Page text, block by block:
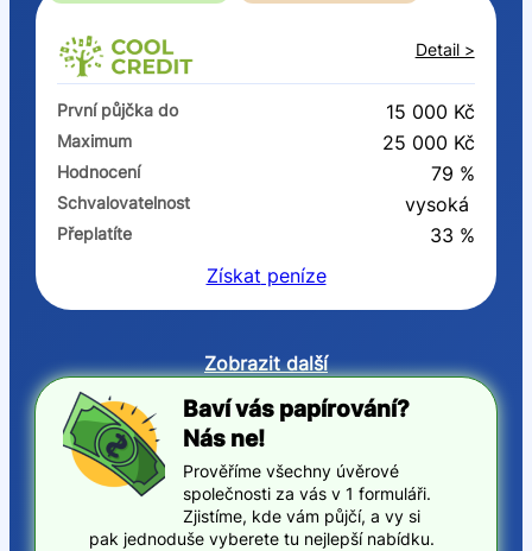
Detail >
První půjčka do 15 000 Kč
Maximum 25 000 Kč
Hodnocení 79 %
Schvalovatelnost vysoká
Přeplatíte
33 %
Získat peníze
Zobrazit další
Baví vás papírování?
Nás ne!
Prověříme všechny úvěrové
společnosti za vás v 1 formuláři.
Zjistíme, kde vám půjčí, a vy si
pak jednoduše vyberete tu nejlepší nabídku.